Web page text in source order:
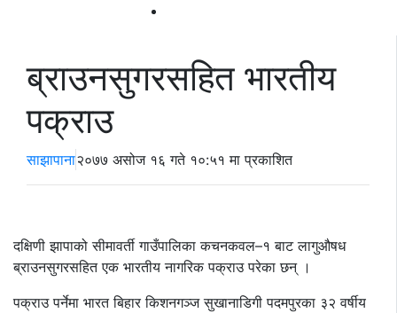
ब्राउनसुगरसहित भारतीय
पक्राउ
साझापाना२०७७ असोज १६ गते १०:५१ मा प्रकाशित
दक्षिणी झापाको सीमावर्ती गाउँपालिका कचनकवल–१ बाट लागुऔषध
ब्राउनसुगरसहित एक भारतीय नागरिक पक्राउ परेका छन् ।
पक्राउ पर्नेमा भारत बिहार किशनगञ्ज सुखानाडिगी पदमपुरका ३२ वर्षीय